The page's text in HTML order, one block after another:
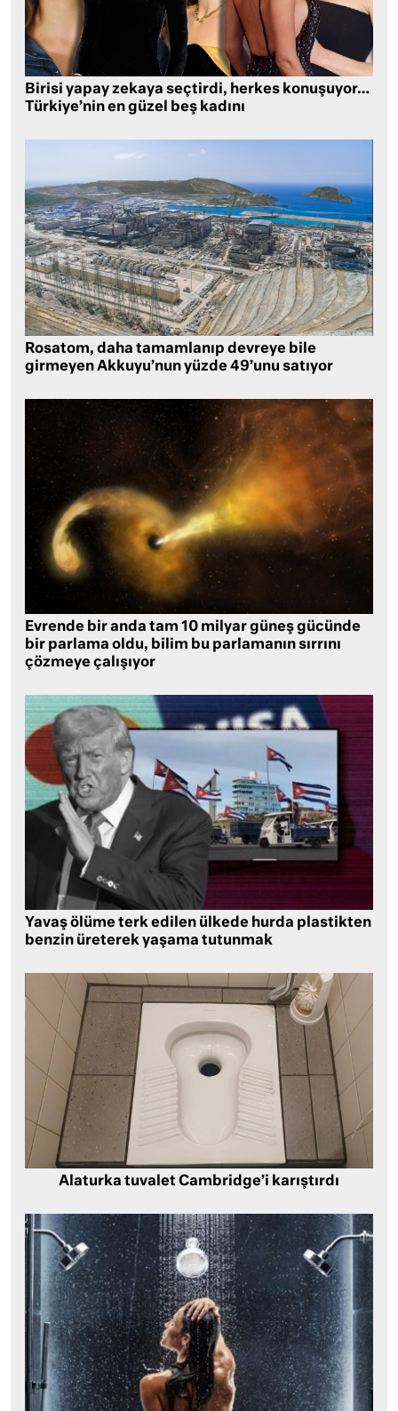
Birisi yapay zekaya seçtirdi, herkes konuşuyor…
Türkiye’nin en güzel beş kadını
Rosatom, daha tamamlanıp devreye bile
girmeyen Akkuyu’nun yüzde 49’unu satıyor
Evrende bir anda tam 10 milyar güneş gücünde
bir parlama oldu, bilim bu parlamanın sırrını
çözmeye çalışıyor
Yavaş ölüme terk edilen ülkede hurda plastikten
benzin üreterek yaşama tutunmak
Alaturka tuvalet Cambridge’i karıştırdı